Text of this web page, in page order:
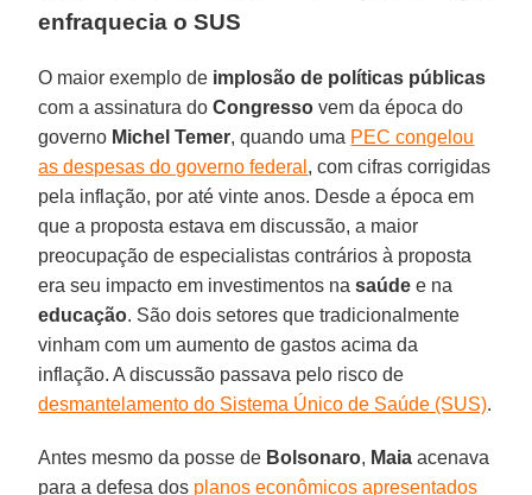
enfraquecia o SUS
O maior exemplo de implosão de políticas públicas
com a assinatura doCongresso vem da época do
governo Michel Temer, quando uma PEC congelou
as despesas do governo federal , com cifras corrigidas
pela inflação, por até vinte anos. Desde a época em
que a proposta estava em discussão, a maior
preocupação de especialistas contrários à proposta
era seu impacto em investimentos nasaúde e na
educação. São dois setores que tradicionalmente
vinham com um aumento de gastos acima da
inflação. A discussão passava pelo risco de
desmantelamento do Sistema Único de Saúde (SUS).
Antes mesmo da posse de Bolsonaro, Maia acenava
para a defesa dos planos econômicos apresentados